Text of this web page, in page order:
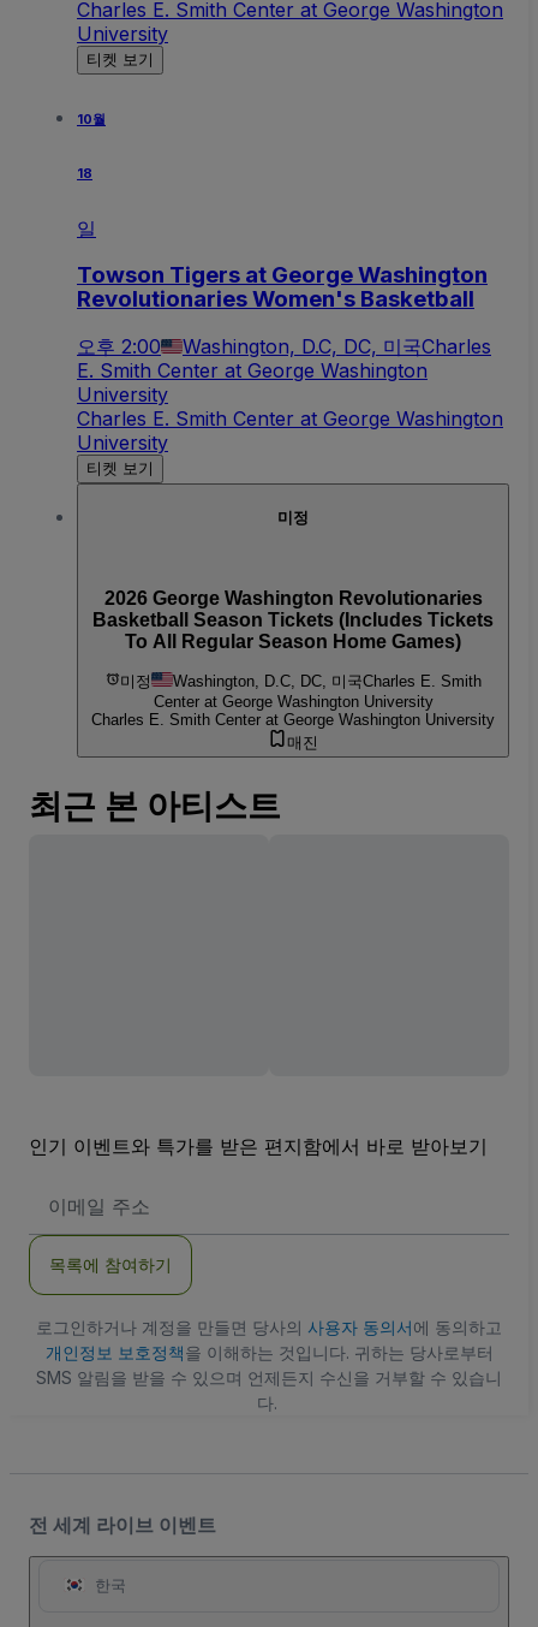
Charles E. Smith Center at George Washington
University
티켓 보기
10월
18
일
Towson Tigers at George Washington
Revolutionaries Women's Basketball
오후 2:00 Washington, D.C, DC, 미국Charles
E. Smith Center at George Washington
University
Charles E. Smith Center at George Washington
University
티켓 보기
미정
2026 George Washington Revolutionaries
Basketball Season Tickets (Includes Tickets
To All Regular Season Home Games)
미정 Washington, D.C, DC, 미국Charles E. Smith
Center at George Washington University
Charles E. Smith Center at George Washington University
매진
최근 본 아티스트
인기 이벤트와 특가를 받은 편지함에서 바로 받아보기
메
소
목록에 참여하기
로그인하거나 계정을 만들면 당사의 사용자 동의서에 동의하고
개인정보 보호정책을 이해하는 것입니다. 귀하는 당사로부터
SMS 알림을 받을 수 있으며 언제든지 수신을 거부할 수 있습니
다.
전 세계 라이브 이벤트
한국